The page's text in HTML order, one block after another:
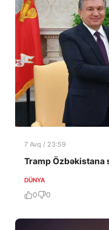
7 Avq / 23:59
Tramp Özbəkistana
DÜNYA
0 0